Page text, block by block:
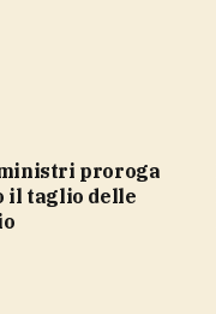
il taglio delle